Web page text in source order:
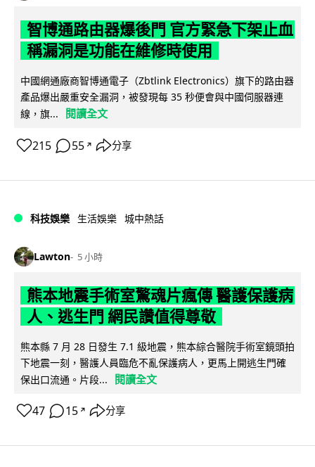
智博通路由器爆後門 官方緊急下架止血
稱漏洞是功能在維修時使用
中國網通廠商智博通電子（Zbtlink Electronics）旗下的路由器
產品爆出嚴重安全漏洞，被發現每 35 秒便會與中國伺服器連
線，旗...
閱讀全文
215 55 ↗ 分享
科技娛樂 生活娛樂 城中熱話
Lawton 5 小時
熊本地震手術室驚魂片瘋傳 醫護保護病
人、逃生門 網民讚值得尊敬
熊本縣 7 月 28 日發生 7.1 級地震，熊本綜合醫院手術室鏡頭拍
下地震一刻，醫護人員臨危不亂保護病人，更馬上開逃生門確
保出口流通。片段...
閱讀全文
47 15 ↗ 分享